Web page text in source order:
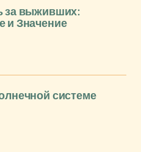
за выживших:
и Значение
системе